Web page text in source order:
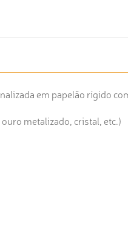
em papelão rígido
metalizado, cristal, etc.)